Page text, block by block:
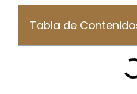
Tabla de